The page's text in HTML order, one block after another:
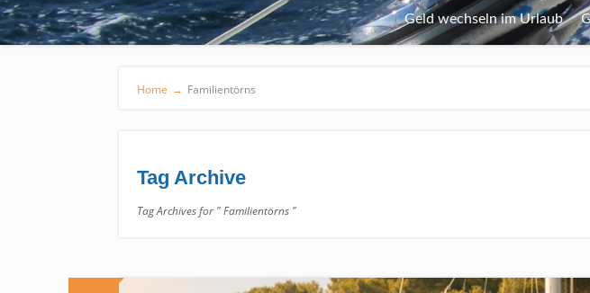
Geld wechseln im Urlaub
Home → Familientörns
Tag Archive
Tag Archives for " Familientörns "